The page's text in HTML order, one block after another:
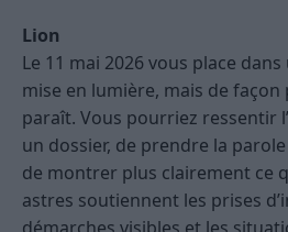
Lion
Le 11 mai 2026 vous place
mise en lumière, mais de façon
paraît. Vous pourriez ressentir
un dossier, de prendre la
de montrer plus clairement ce
astres soutiennent les prises